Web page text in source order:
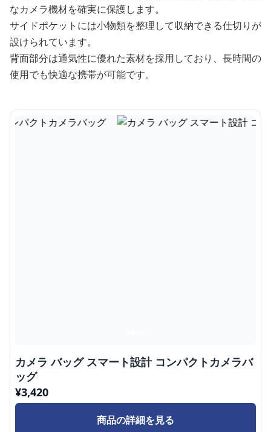
なカメラ機材を確実に保護します。
サイドポケットには小物類を整理して収納できる仕切りが
設けられています。
背面部分は通気性に優れた素材を採用しており、長時間の
使用でも快適な携帯が可能です。
カメラ バッグ スマート設計 コンパクトカメラバ
ッグ
¥3,420
商品の詳細を見る